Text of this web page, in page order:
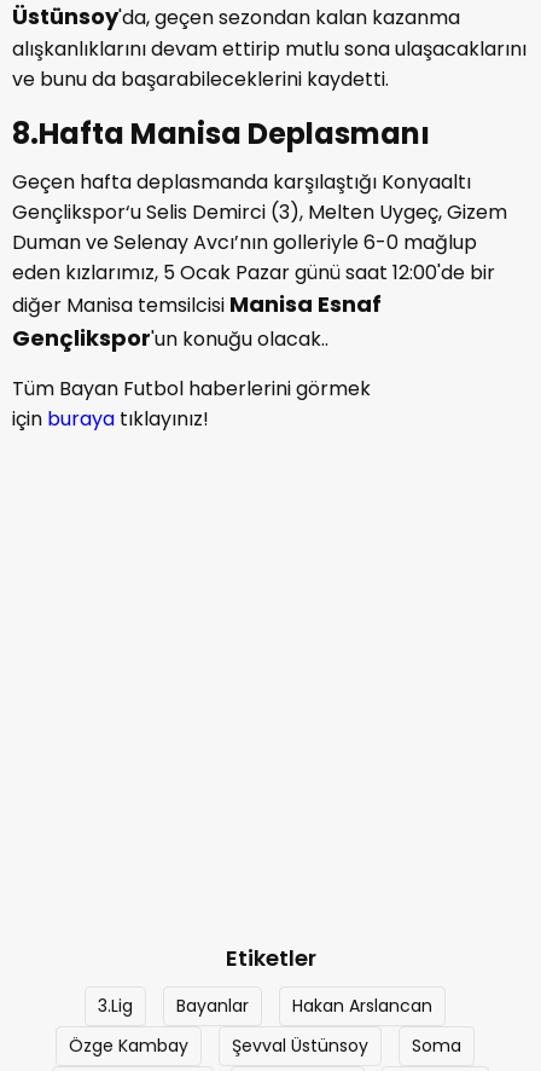
Üstünsoy'da, geçen sezondan kalan kazanma
alışkanlıklarını devam ettirip mutlu sona ulaşacaklarını
ve bunu da başarabileceklerini kaydetti.
8.Hafta Manisa Deplasmanı
Geçen hafta deplasmanda karşılaştığı Konyaaltı
Gençlikspor‘u Selis Demirci (3), Melten Uygeç, Gizem
Duman ve Selenay Avcı’nın golleriyle 6-0 mağlup
eden kızlarımız, 5 Ocak Pazar günü saat 12:00'de bir
diğer Manisa temsilcisi Manisa Esnaf
Gençlikspor'un konuğu olacak..
Tüm Bayan Futbol haberlerini görmek
için buraya tıklayınız!
Etiketler
3.Lig Bayanlar
Hakan Arslancan
Özge Kambay
Şevval Üstünsoy
Soma